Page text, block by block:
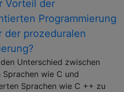
Vorteil der
Programmierung
der prozeduralen
Unterschied zwischen
wie C und
Sprachen wie C ++ zu